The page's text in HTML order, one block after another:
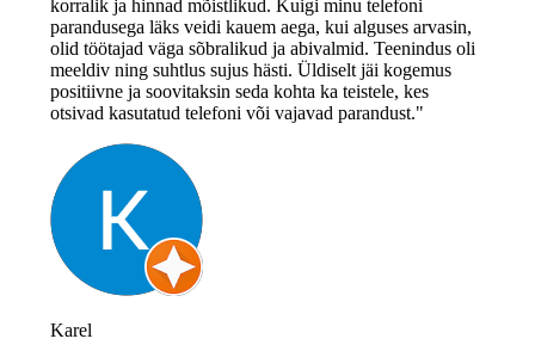
korralik ja hinnad mõistlikud. Kuigi minu telefoni
parandusega läks veidi kauem aega, kui alguses arvasin,
olid töötajad väga sõbralikud ja abivalmid. Teenindus oli
meeldiv ning suhtlus sujus hästi. Üldiselt jäi kogemus
positiivne ja soovitaksin seda kohta ka teistele, kes
otsivad kasutatud telefoni või vajavad parandust."
Karel